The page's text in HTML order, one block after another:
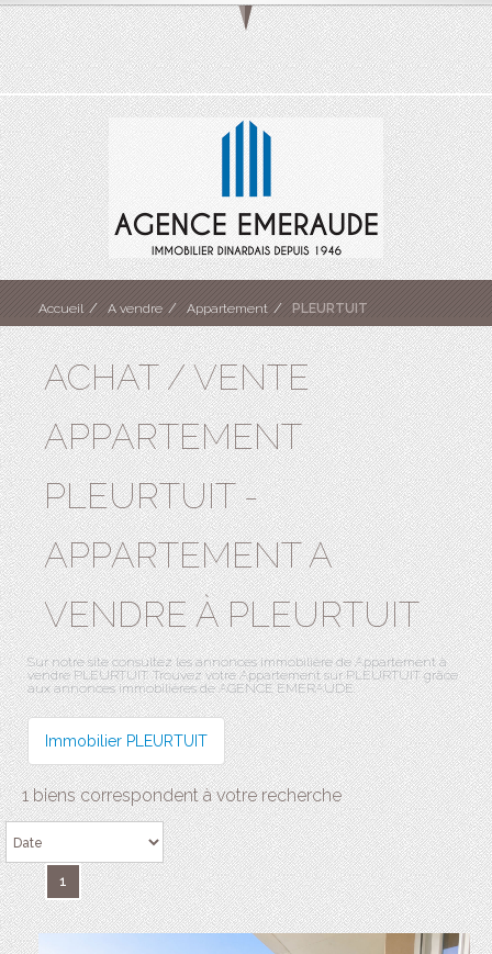
Accueil A vendre Appartement PLEURTUIT
ACHAT / VENTE
APPARTEMENT
PLEURTUIT -
APPARTEMENT A
VENDRE À PLEURTUIT
Sur notre site consultez les annonces immobilière de Appartement à
vendre PLEURTUIT. Trouvez votre Appartement sur PLEURTUIT grâce
aux annonces immobilières de AGENCE EMERAUDE.
Immobilier PLEURTUIT
1 biens correspondent à votre recherche
1